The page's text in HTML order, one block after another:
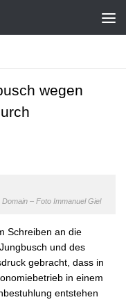
wegen
– Foto Immanuel Giel
Schreiben an die
und des
gebracht, dass in
in einem
entstehen